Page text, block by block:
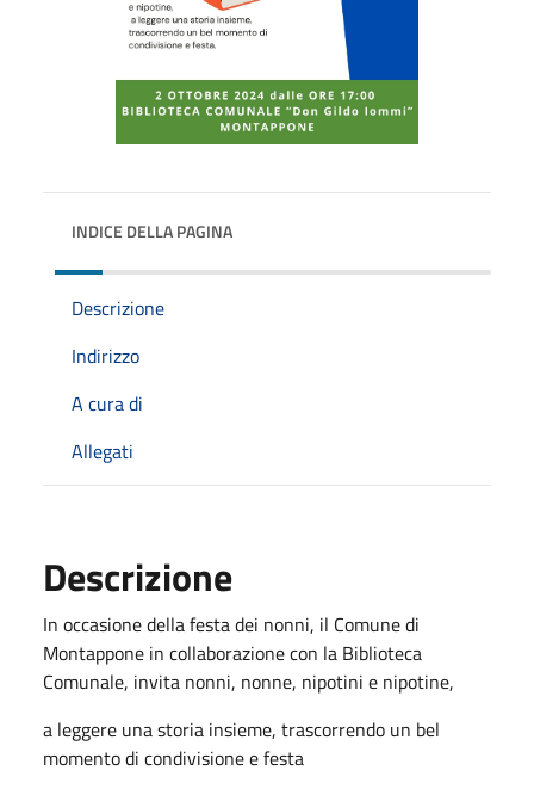
INDICE DELLA PAGINA
Descrizione
Indirizzo
A cura di
Allegati
Descrizione
In occasione della festa dei nonni, il Comune di
Montappone in collaborazione con la Biblioteca
Comunale, invita nonni, nonne, nipotini e nipotine,
a leggere una storia insieme, trascorrendo un bel
momento di condivisione e festa